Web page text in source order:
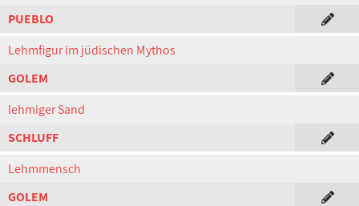
PUEBLO
Lehmfigur im jüdischen Mythos
GOLEM
lehmiger Sand
SCHLUFF
Lehmmensch
GOLEM